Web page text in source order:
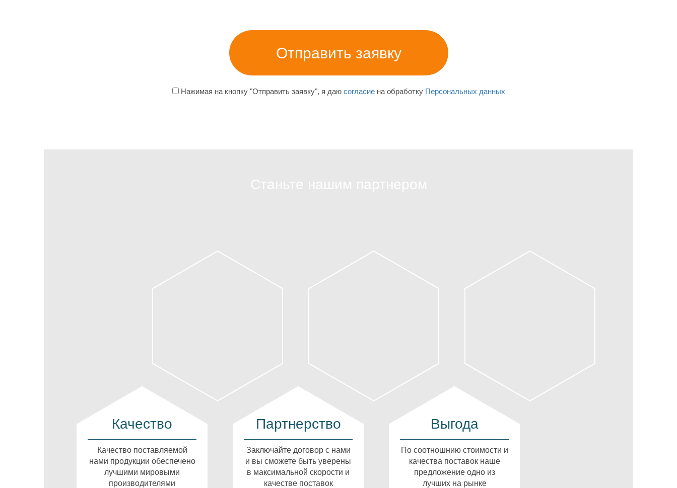
Нажимая на кнопку "Отправить заявку", я даю согласиена обработку Персональных данных
Качество
Качество поставляемой
нами продукции обеспечено
лучшими мировыми
производителями
Партнерство
Заключайте договор с нами
и вы сможете быть уверены
в максимальной скорости и
качестве поставок
Выгода
По соотношнию стоимости и
качества поставок наше
предложение одно из
лучших на рынке